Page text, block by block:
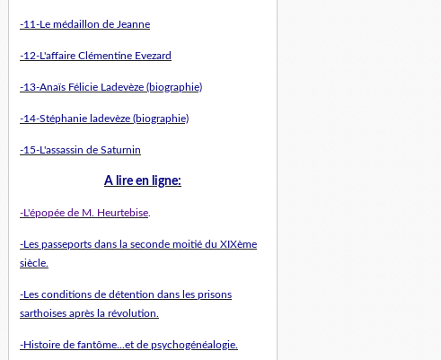
-11-Le médaillon de Jeanne
-12-L'affaire Clémentine Evezard
-13-Anaïs Félicie Ladevèze (biographie)
-14-Stéphanie ladevèze (biographie)
-15-L'assassin de Saturnin
A l ire en ligne:
-L'épopée de M. Heurtebise.
-Les passeports dans la seconde moitié du XIXème
siècle.
-Les conditions de détention dans les prisons
sarthoises après la révolution.
-Histoire de fantôme...et de psychogénéalogie.